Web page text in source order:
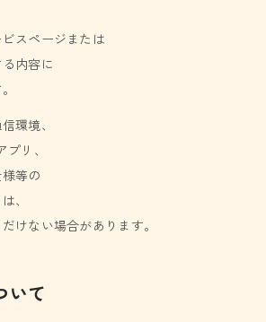
スページまたは
内容に
環境、
リ、
等の
、
けない場合があります。
いて